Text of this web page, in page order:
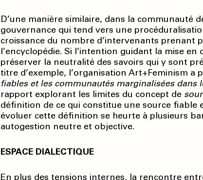
D’une manière similaire, dans la communauté
gouvernance qui tend vers une
croissance du nombre d’inter­venants prenant
l’encyclopédie. Si l’intention guidant la mise
préserver la neutralité des savoirs qui y sont
titre d’exemple, l’organisation Art+Feminism a
fiables et les communautés marginalisées dans
rapport explorant les limites du concept de
définition de ce qui constitue une source
évoluer cette définition se heurte à plusieurs
autogestion neutre et objective.
ESPACE DIALECTIQUE
En plus des tensions internes, la rencontre